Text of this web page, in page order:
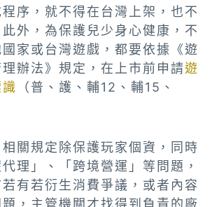
序，就不得在台灣上架，也不
外，為保護兒少身心健康，不
家或台灣遊戲，都要依據《遊
辦法》規定，在上市前申請遊
（普、護、輔12、輔15、
關規定除保護玩家個資，同時
理」、「跨境營運」等問題，
有若衍生消費爭議，或者內容
，主管機關才找得到負責的廠